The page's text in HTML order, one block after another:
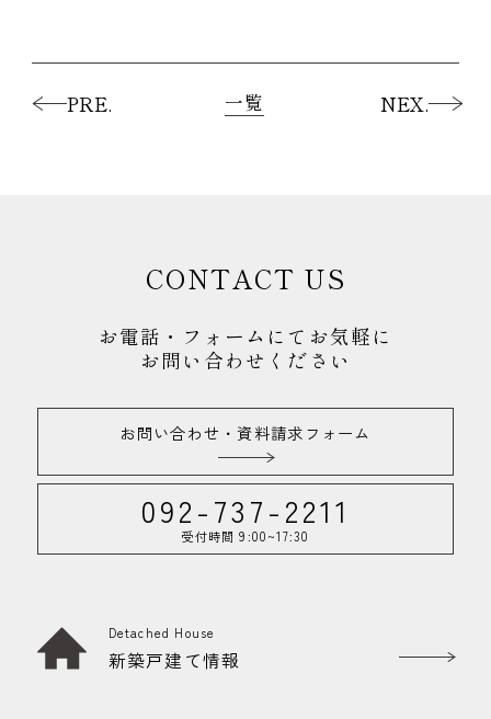
PRE. 一覧 NEX.
CONTACT US
お電話・フォームにてお気軽に
お問い合わせください
お問い合わせ・資料請求フォーム
092-737-2211
受付時間 9:00~17:30
Detached House
新築戸建て情報